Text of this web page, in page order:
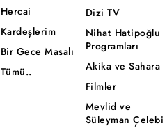
Hercai
Kardeşlerim
Bir Gece Masalı
Tümü..
Dizi TV
Nihat Hatipoğlu
Programları
Akika ve Sahara
Filmler
Mevlid ve
Süleyman Çelebi